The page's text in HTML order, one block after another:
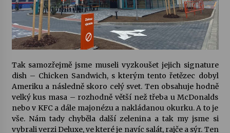
13. 7. 2026
Varhanní recitál Michala Novenka v Klášteře
Želiv
Petr Adamec – Malovaný svět
30. 6. 2026
Tak samozřejmě jsme museli vyzkoušet jejich signature
dish – Chicken Sandwich, s kterým tento řetězec dobyl
Ameriku a následně skoro celý svet. Ten obsahuje hodně
velký kus masa – rozhodně větší než třeba u McDonalds
nebo v KFC a dále majonézu a nakládanou okurku. A to je
vše. Nám tady chyběla další zelenina a tak my jsme si
vybrali verzi Deluxe, ve které je navíc salát, rajče a sýr. Ten